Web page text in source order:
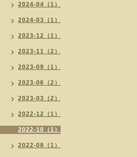
2024-04（1）
2024-03（1）
2023-12（1）
2023-11（2）
2023-09（1）
2023-06（2）
2023-03（2）
2022-12（1）
2022-10（1）
2022-08（1）